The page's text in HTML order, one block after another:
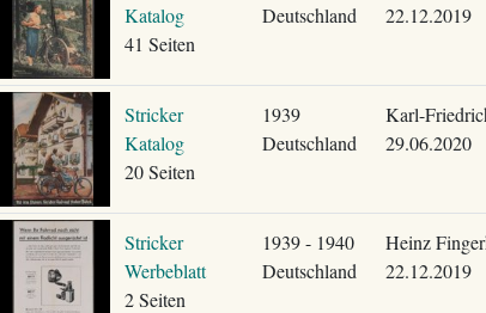
Katalog
41 Seiten
Deutschland
22.12.2019
Stricker
Katalog
20 Seiten
1939
Deutschland
Karl-
29.06.2020
Stricker
Werbeblatt
2 Seiten
1939 - 1940
Deutschland
Heinz
22.12.2019